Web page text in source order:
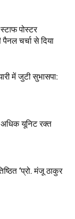
पोस्टर
पैनल चर्चा से दिया
में जुटी सुभासपा:
यूनिट रक्त
‘प्रो. मंजू ठाकुर